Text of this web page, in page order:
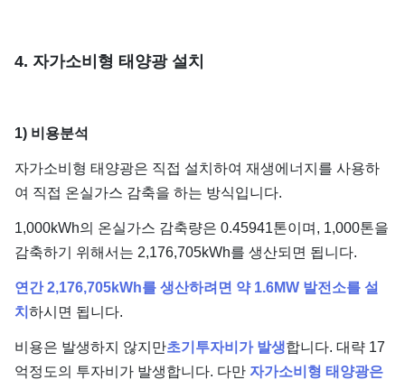
4. 자가소비형 태양광 설치
1) 비용분석
자가소비형 태양광은 직접 설치하여 재생에너지를 사용하
여 직접 온실가스 감축을 하는 방식입니다.
1,000kWh의 온실가스 감축량은 0.45941톤이며, 1,000톤을
감축하기 위해서는 2,176,705kWh를 생산되면 됩니다.
연간 2,176,705kWh를 생산하려면 약 1.6MW 발전소를 설
치 하시면 됩니다.
비용은 발생하지 않지만초기투자비가 발생합니다. 대략 17
억정도의 투자비가 발생합니다. 다만 자가소비형 태양광은